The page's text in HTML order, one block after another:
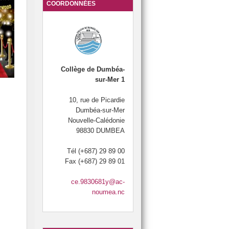
de 6e
PROFESSEURS
LCE
Section natation 2014, 2015, 2016, 2017 et 2018.
SIA : Section Internationale Australienne
»
LA FEMME : 8 mars
COORDONNÉES
Collège de Dumbéa-
sur-Mer 1
10, rue de Picardie
Dumbéa-sur-Mer
Nouvelle-Calédonie
98830 DUMBEA
Tél (+687) 29 89 00
Fax (+687) 29 89 01
ce.9830681y@ac-
noumea.nc